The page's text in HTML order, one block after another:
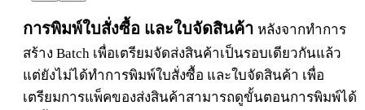
การพิมพ์ใบสั่งซื้อ และใบจัดสินค้า หลังจากทำการ
สร้าง Batch เพื่อเตรียมจัดส่งสินค้าเป็นรอบเดียวกันแล้ว
แต่ยังไม่ได้ทำการพิมพ์ใบสั่งซื้อ และใบจัดสินค้า เพื่อ
เตรียมการแพ็คของส่งสินค้าสามารถดูขั้นตอนการพิมพ์ได้